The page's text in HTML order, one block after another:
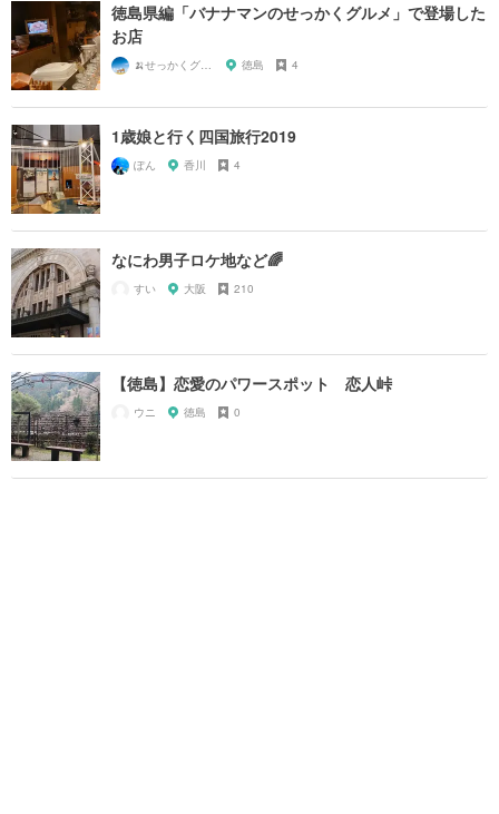
徳島県編「バナナマンのせっかくグルメ」で登場した
お店
🍌せっかくグルメまにあ🍌 徳島 4
1歳娘と行く四国旅行2019
ぽん 香川 4
なにわ男子ロケ地など🌈
すい 大阪 210
【徳島】恋愛のパワースポット 恋人峠
ウニ 徳島 0